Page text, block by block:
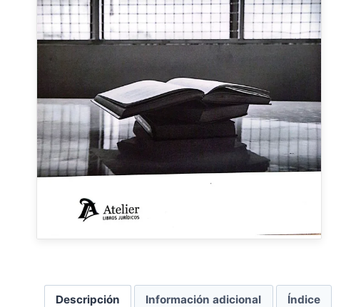
Descripción Información adicional Índice